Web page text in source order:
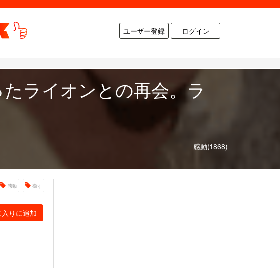
ユーザー登録 ログイン
ライオンとの再会。ラ
感動(1868)
感動 癒す
入りに追加